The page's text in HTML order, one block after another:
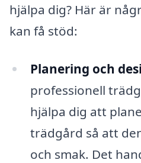
hjälpa dig? Här är
kan få stöd:
Planering och
professionell
hjälpa dig att
trädgård så att
och smak. Det